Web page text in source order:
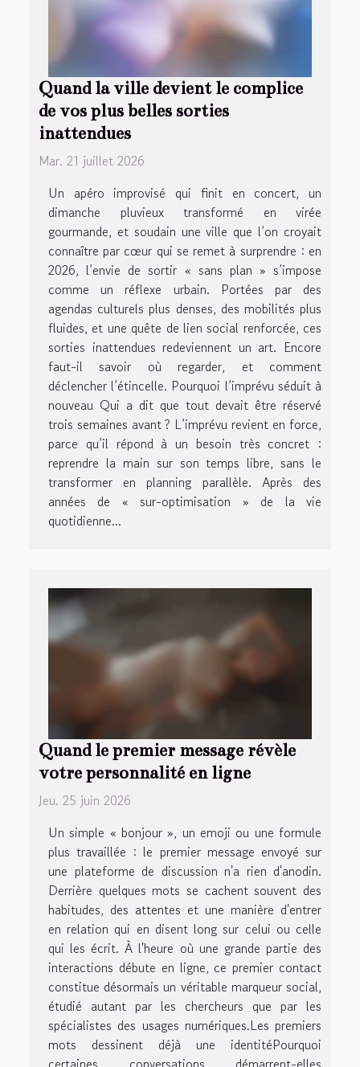
Quand la ville devient le complice
de vos plus belles sorties
inattendues
Mar. 21 juillet 2026
Un apéro improvisé qui finit en concert, un
dimanche pluvieux transformé en virée
gourmande, et soudain une ville que l’on croyait
connaître par cœur qui se remet à surprendre : en
2026, l’envie de sortir « sans plan » s’impose
comme un réflexe urbain. Portées par des
agendas culturels plus denses, des mobilités plus
fluides, et une quête de lien social renforcée, ces
sorties inattendues redeviennent un art. Encore
faut-il savoir où regarder, et comment
déclencher l’étincelle. Pourquoi l’imprévu séduit à
nouveau Qui a dit que tout devait être réservé
trois semaines avant ? L’imprévu revient en force,
parce qu’il répond à un besoin très concret :
reprendre la main sur son temps libre, sans le
transformer en planning parallèle. Après des
années de « sur-optimisation » de la vie
quotidienne...
Quand le premier message révèle
votre personnalité en ligne
Jeu. 25 juin 2026
Un simple « bonjour », un emoji ou une formule
plus travaillée : le premier message envoyé sur
une plateforme de discussion n'a rien d'anodin.
Derrière quelques mots se cachent souvent des
habitudes, des attentes et une manière d'entrer
en relation qui en disent long sur celui ou celle
qui les écrit. À l'heure où une grande partie des
interactions débute en ligne, ce premier contact
constitue désormais un véritable marqueur social,
étudié autant par les chercheurs que par les
spécialistes des usages numériques.Les premiers
mots dessinent déjà une identitéPourquoi